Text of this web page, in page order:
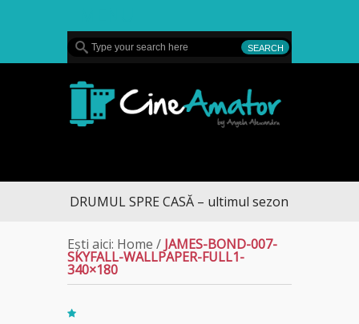
DRUMUL SPRE CASĂ – ultimul sezon te aduce la
Ești aici: Home / JAMES-BOND-007-
SKYFALL-WALLPAPER-FULL1-
340×180